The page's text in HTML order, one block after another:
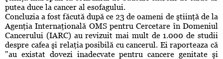
putea duce la cancer al esofagului.
Concluzia a fost făcută după ce 23 de oameni de ştiinţă de la
Agenţia Internaţională OMS pentru Cercetare în Domeniul
Cancerului (IARC) au revizuit mai mult de 1.000 de studii
despre cafea şi relaţia posibilă cu cancerul. Ei raporteaza că
"au existat dovezi inadecvate pentru cancere genitate şi